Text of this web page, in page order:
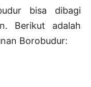
bisa dibagi
Berikut adalah
Borobudur: